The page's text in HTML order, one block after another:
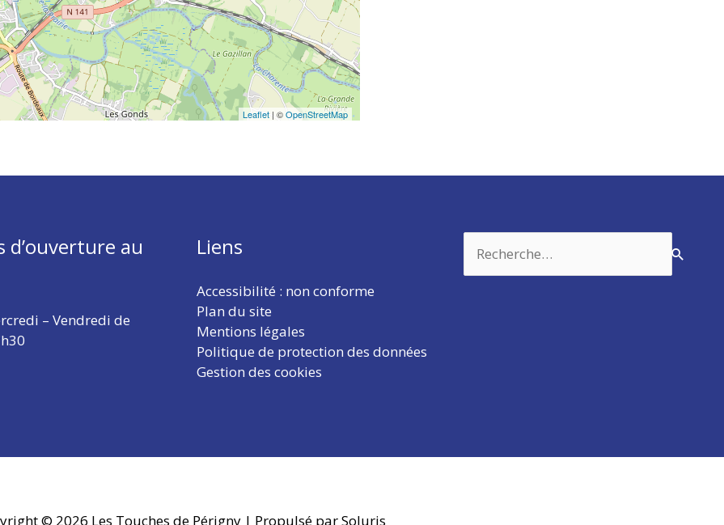
Leaflet | ©OpenStreetMap
d’ouverture au
– Vendredi de
Liens
Accessibilité : non conforme
Plan du site
Mentions légales
Politique de protection des données
Gestion des cookies
© 2026 Les Touches de Périgny | Propulsé par Soluris